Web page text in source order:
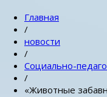
Главная
/
новости
/
Социально-
/
«Животные